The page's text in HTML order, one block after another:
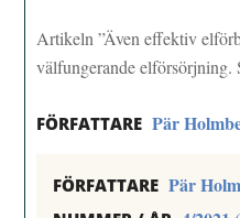
Artikeln ”Även effektiv
välfungerande
FÖRFATTARE Pär
FÖRFATTARE Pär